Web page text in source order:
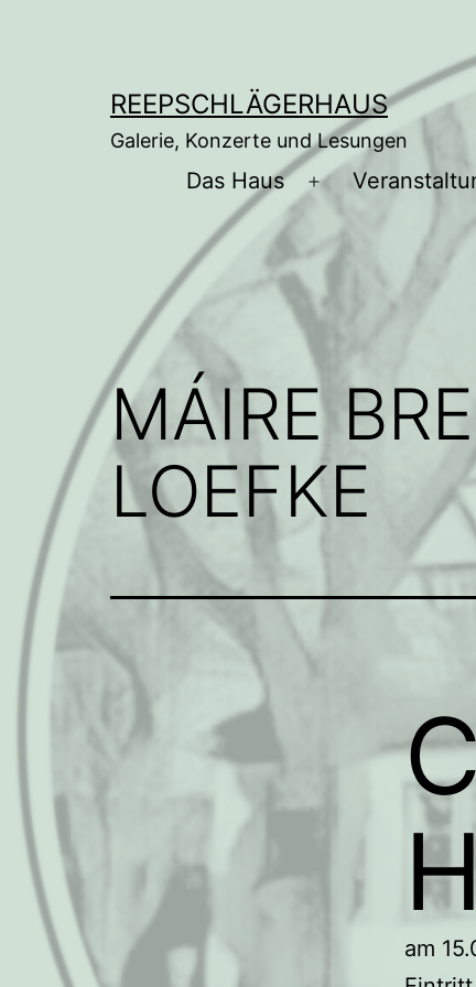
REEPSCHLÄGERHAUS
Galerie, Konzerte und Lesungen
Das Haus
Menü
öffnen
MÁIRE
LOEFKE
am